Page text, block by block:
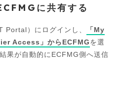
に共有する
Portal）にログインし、
「My
Access」からECFMGを選
果が自動的にECFMG側へ送信